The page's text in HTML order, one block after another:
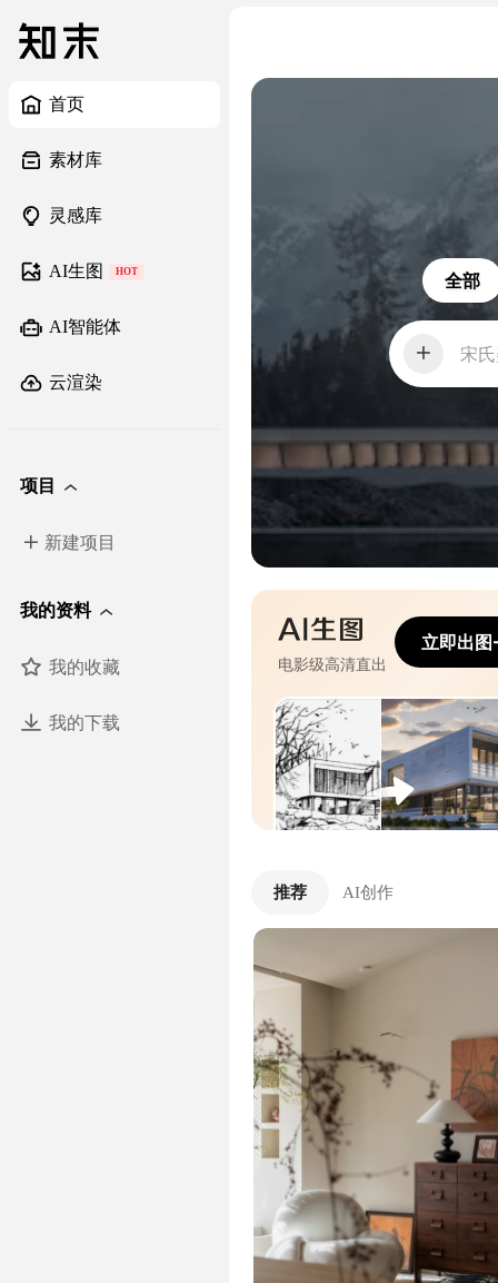
首页
素材库
灵感库
AI生图 HOT
AI智能体
云渲染
项目
新建项目
我的资料
我的收藏
我的下载
全部
宋
电影级高清直出
立即出图
推荐 AI创作